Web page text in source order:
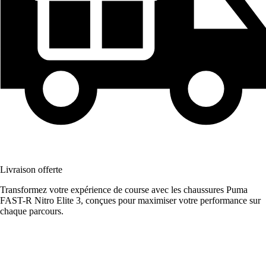
Livraison offerte
Transformez votre expérience de course avec les chaussures Puma
FAST-R Nitro Elite 3, conçues pour maximiser votre performance sur
chaque parcours.